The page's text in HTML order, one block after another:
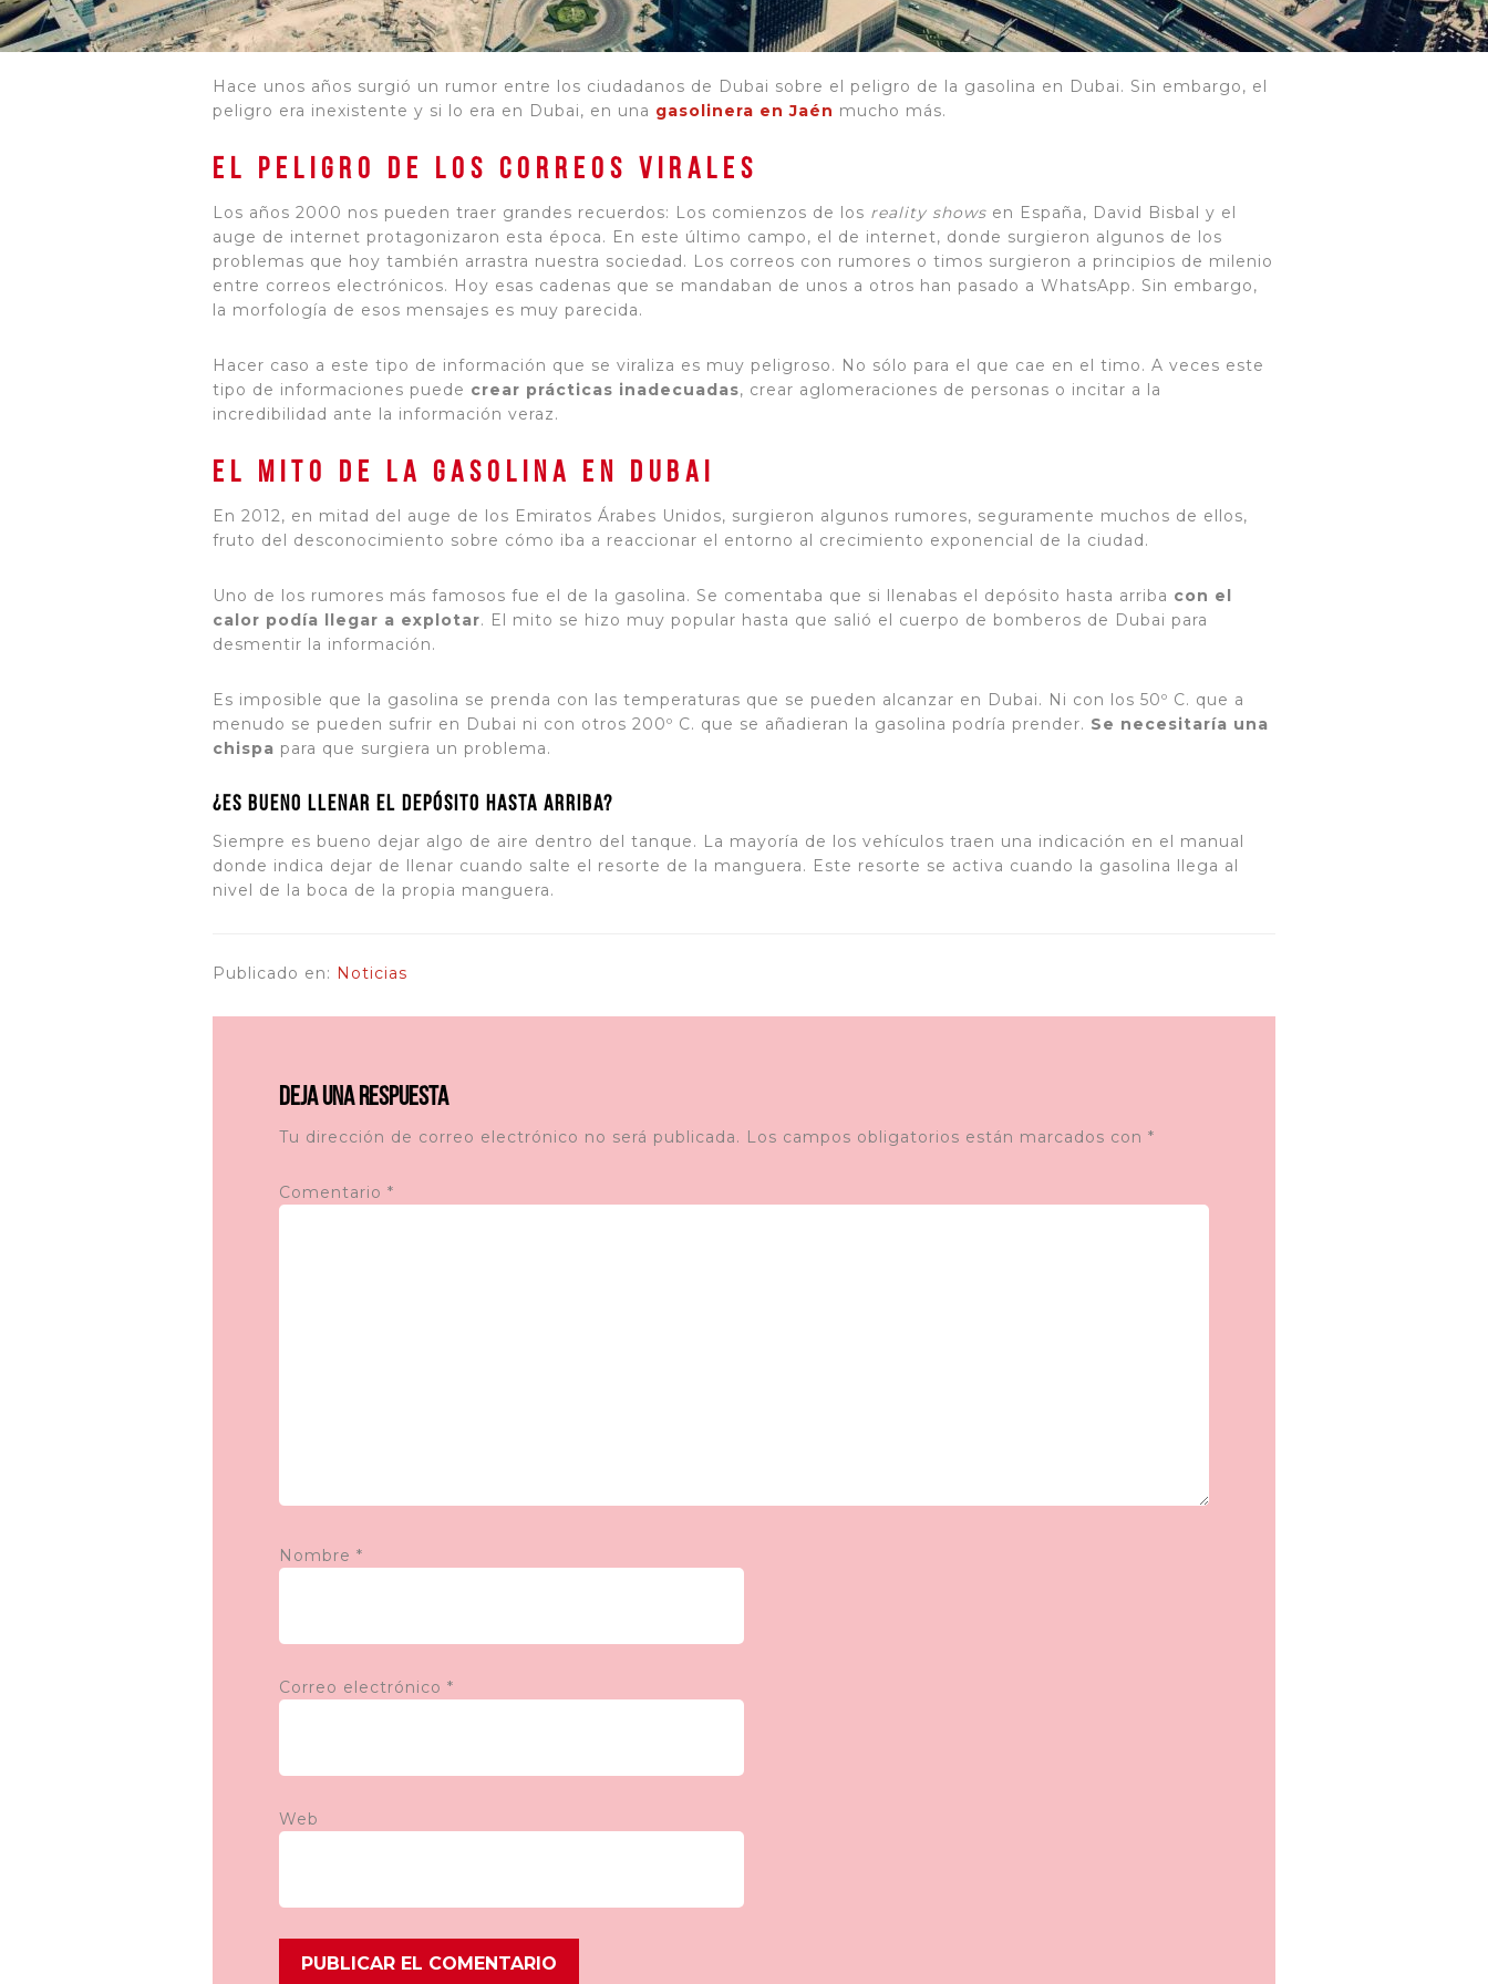
Hace unos años surgió un rumor entre los ciudadanos de Dubai sobre el peligro de la gasolina en Dubai. Sin embargo, el
peligro era inexistente y si lo era en Dubai, en una gasolinera en Jaén mucho más.
El peligro de los correos virales
Los años 2000 nos pueden traer grandes recuerdos: Los comienzos de los reality shows en España, David Bisbal y el
auge de internet protagonizaron esta época. En este último campo, el de internet, donde surgieron algunos de los
problemas que hoy también arrastra nuestra sociedad. Los correos con rumores o timos surgieron a principios de milenio
entre correos electrónicos. Hoy esas cadenas que se mandaban de unos a otros han pasado a WhatsApp. Sin embargo,
la morfología de esos mensajes es muy parecida.
Hacer caso a este tipo de información que se viraliza es muy peligroso. No sólo para el que cae en el timo. A veces este
tipo de informaciones puede crear prácticas inadecuadas, crear aglomeraciones de personas o incitar a la
incredibilidad ante la información veraz.
El mito de la gasolina en Dubai
En 2012, en mitad del auge de los Emiratos Árabes Unidos, surgieron algunos rumores, seguramente muchos de ellos,
fruto del desconocimiento sobre cómo iba a reaccionar el entorno al crecimiento exponencial de la ciudad.
Uno de los rumores más famosos fue el de la gasolina. Se comentaba que si llenabas el depósito hasta arriba con el
calor podía llegar a explotar. El mito se hizo muy popular hasta que salió el cuerpo de bomberos de Dubai para
desmentir la información.
Es imposible que la gasolina se prenda con las temperaturas que se pueden alcanzar en Dubai. Ni con los 50º C. que a
menudo se pueden sufrir en Dubai ni con otros 200º C. que se añadieran la gasolina podría prender. Se necesitaría una
chispa para que surgiera un problema.
¿Es bueno llenar el depósito hasta arriba?
Siempre es bueno dejar algo de aire dentro del tanque. La mayoría de los vehículos traen una indicación en el manual
donde indica dejar de llenar cuando salte el resorte de la manguera. Este resorte se activa cuando la gasolina llega al
nivel de la boca de la propia manguera.
Publicado en: Noticias
lectores
Deja una respuesta
Tu dirección de correo electrónico no será publicada. Los campos obligatorios están marcados con *
Comentario *
Nombre *
Correo electrónico *
Web